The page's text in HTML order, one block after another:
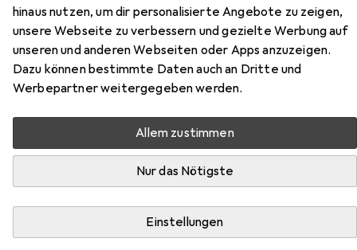
hinaus nutzen, um dir personalisierte Angebote zu zeigen,
unsere Webseite zu verbessern und gezielte Werbung auf
unseren und anderen Webseiten oder Apps anzuzeigen.
Dazu können bestimmte Daten auch an Dritte und
Werbepartner weitergegeben werden.
Allem zustimmen
Nur das Nötigste
Einstellungen
2022
Hier findest du passendes Zubehör zum Produkt Selle San
Marco SHORTFIT Superleggera Wide, 2022 aus den
Kategorien Velotasche und Velosattel Zubehör.
Beliebt Velotasche Velosattel Zubehör